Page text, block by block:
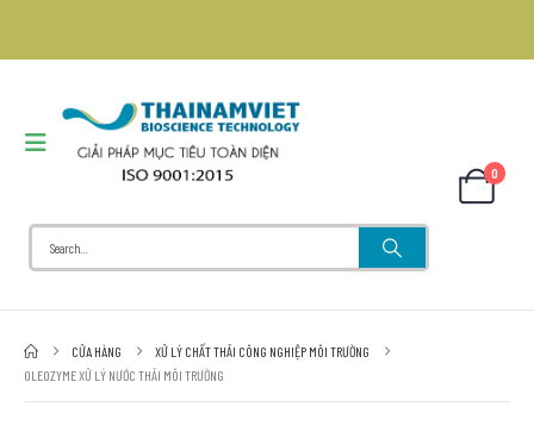
0
CỬA HÀNG
XỬ LÝ CHẤT THẢI CÔNG NGHIỆP MÔI TRƯỜNG
OLEOZYME XỬ LÝ NƯỚC THẢI MÔI TRƯỜNG